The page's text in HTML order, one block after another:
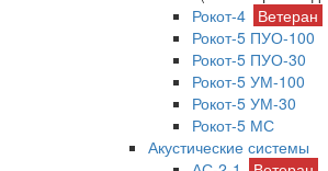
Рокот-4 Ветеран
Рокот-5 ПУО-100
Рокот-5 ПУО-30
Рокот-5 УМ-100
Рокот-5 УМ-30
Рокот-5 МС
Акустические системы